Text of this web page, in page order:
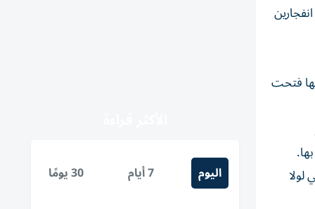
فتحت
اليوم 7 أيام 30 يومًا